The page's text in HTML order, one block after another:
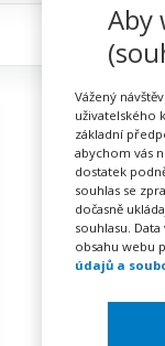
klíč
Aby
Vážený
uživatelského
základní
abychom vás
dostatek
souhlas se
dočasně
souhlasu.
obsahu webu
údajů a